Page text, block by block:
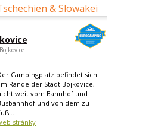
& Slowakei
Campingplatz befindet sich
Rande der Stadt Bojkovice,
weit vom Bahnhof und
und von dem zu
stránky